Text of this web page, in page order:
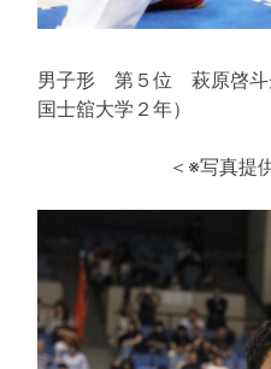
男子形 第５位 萩原啓斗
国士舘大学２年）
＜※写真提